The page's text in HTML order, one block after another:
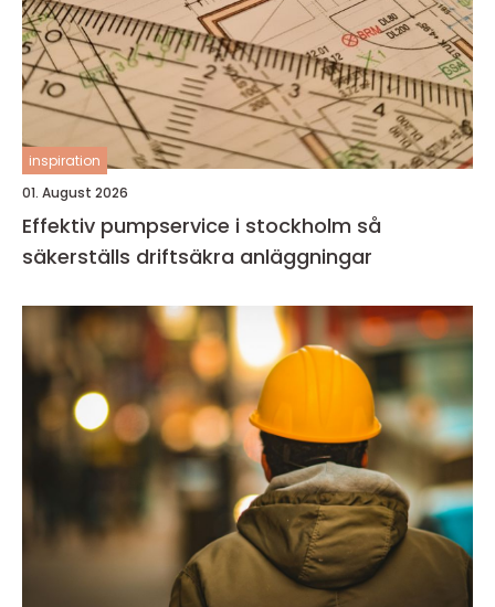
inspiration
01. August 2026
Effektiv pumpservice i stockholm så
säkerställs driftsäkra anläggningar